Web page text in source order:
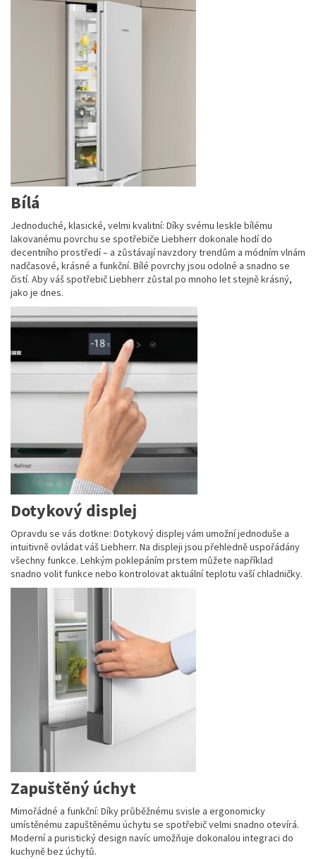
Bílá
Jednoduché, klasické, velmi kvalitní: Díky svému leskle bílému
lakovanému povrchu se spotřebiče Liebherr dokonale hodí do
decentního prostředí – a zůstávají navzdory trendům a módním vlnám
nadčasové, krásné a funkční. Bílé povrchy jsou odolné a snadno se
čistí. Aby váš spotřebič Liebherr zůstal po mnoho let stejně krásný,
jako je dnes.
Dotykový displej
Opravdu se vás dotkne: Dotykový displej vám umožní jednoduše a
intuitivně ovládat váš Liebherr. Na displeji jsou přehledně uspořádány
všechny funkce. Lehkým poklepáním prstem můžete například
snadno volit funkce nebo kontrolovat aktuální teplotu vaší chladničky.
Zapuštěný úchyt
Mimořádné a funkční: Díky průběžnému svisle a ergonomicky
umístěnému zapuštěnému úchytu se spotřebič velmi snadno otevírá.
Moderní a puristický design navíc umožňuje dokonalou integraci do
kuchyně bez úchytů.